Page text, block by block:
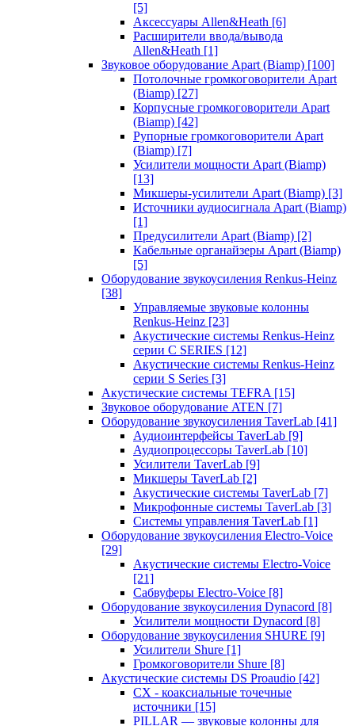
[5]
Аксессуары Allen&Heath [6]
Расширители ввода/вывода
Allen&Heath [1]
Звуковое оборудование Apart (Biamp) [100]
Потолочные громкоговорители Apart
(Biamp) [27]
Корпусные громкоговорители Apart
(Biamp) [42]
Рупорные громкоговорители Apart
(Biamp) [7]
Усилители мощности Apart (Biamp)
[13]
Микшеры-усилители Apart (Biamp) [3]
Источники аудиосигнала Apart (Biamp)
[1]
Предусилители Apart (Biamp) [2]
Кабельные органайзеры Apart (Biamp)
[5]
Оборудование звукоусиления Renkus-Heinz
[38]
Управляемые звуковые колонны
Renkus-Heinz [23]
Акустические системы Renkus-Heinz
серии C SERIES [12]
Акустические системы Renkus-Heinz
серии S Series [3]
Акустические системы TEFRA [15]
Звуковое оборудование ATEN [7]
Оборудование звукоусиления TaverLab [41]
Аудиоинтерфейсы TaverLab [9]
Аудиопроцессоры TaverLab [10]
Усилители TaverLab [9]
Микшеры TaverLab [2]
Акустические системы TaverLab [7]
Микрофонные системы TaverLab [3]
Системы управления TaverLab [1]
Оборудование звукоусиления Electro-Voice
[29]
Акустические системы Electro-Voice
[21]
Сабвуферы Electro-Voice [8]
Оборудование звукоусиления Dynacord [8]
Усилители мощности Dynacord [8]
Оборудование звукоусиления SHURE [9]
Усилители Shure [1]
Громкоговорители Shure [8]
Акустические системы DS Proaudio [42]
CX - коаксиальные точечные
источники [15]
PILLAR — звуковые колонны для